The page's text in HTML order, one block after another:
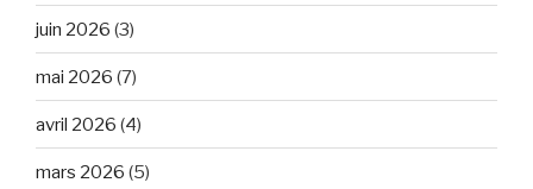
juin 2026 (3)
mai 2026 (7)
avril 2026 (4)
mars 2026 (5)